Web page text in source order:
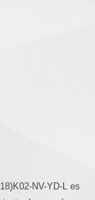
NV-YD-L es